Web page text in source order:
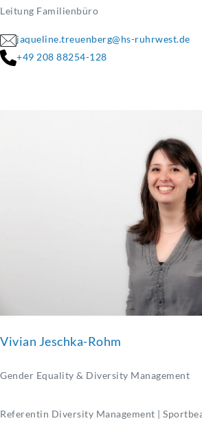
Leitung Familienbüro
jaqueline.treuenberg@hs-ruhrwest.de
+49 208 88254-128
Vivian Jeschka-Rohm
Gender Equality & Diversity Management
Referentin Diversity Management |